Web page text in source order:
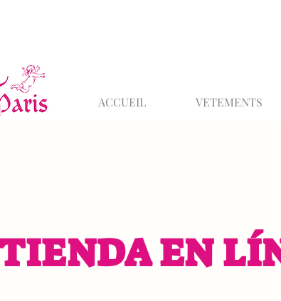
ACCUEIL VETEMENTS
EN